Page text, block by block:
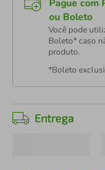
Pague com
ou Boleto
Você pode
Boleto* caso
produto.
*Boleto
Entrega